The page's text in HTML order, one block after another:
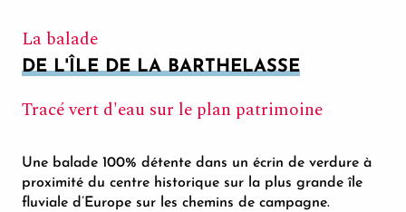
La balade
DE L'ÎLE DE LA BARTHELASSE
Tracé vert d'eau sur le plan patrimoine
Une balade 100% détente dans un écrin de verdure à
proximité du centre historique sur la plus grande île
fluviale d’Europe sur les chemins de campagne.